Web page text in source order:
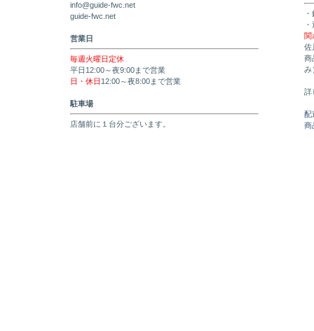
info@guide-fwc.net
guide-fwc.net
営業日
毎週火曜日定休
平日12:00～夜9:00まで営業
日・休日 12:00～夜8:00まで営業
駐車場
店舗前に１台分ございます。
関
佐
商
み
詳
配
商